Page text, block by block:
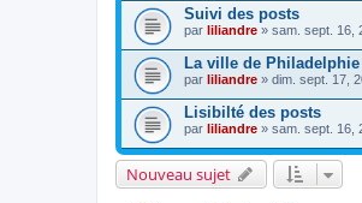
Suivi des posts
par liliandre » sam. sept. 16,
La ville de Philadelphie
par liliandre » dim. sept. 17,
Lisibilté des posts
par liliandre » sam. sept. 16,
Nouveau sujet